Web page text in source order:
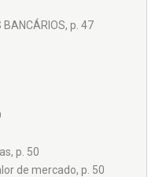
BANCÁRIOS, p. 47
p. 50
de mercado, p. 50